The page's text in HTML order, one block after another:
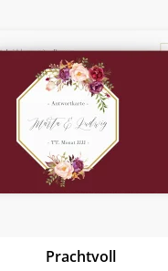
Prachtvoll